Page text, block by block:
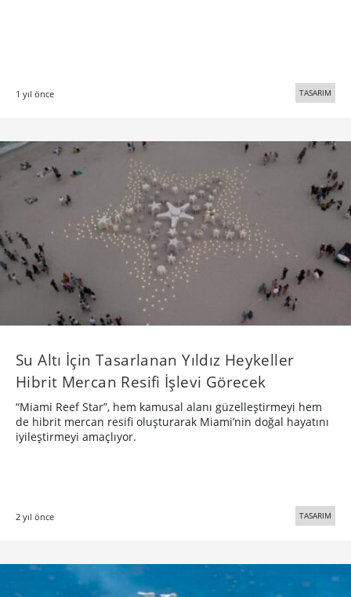
1 yıl önce TASARIM
Su Altı İçin Tasarlanan Yıldız Heykeller
Hibrit Mercan Resifi İşlevi Görecek
“Miami Reef Star”, hem kamusal alanı güzelleştirmeyi hem
de hibrit mercan resifi oluşturarak Miami’nin doğal hayatını
iyileştirmeyi amaçlıyor.
2 yıl önce TASARIM